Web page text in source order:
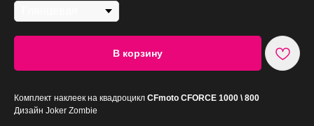
В корзину
Комплект наклеек на квадроцикл CFmoto CFORCE 1000 \ 800
Дизайн Joker Zombie